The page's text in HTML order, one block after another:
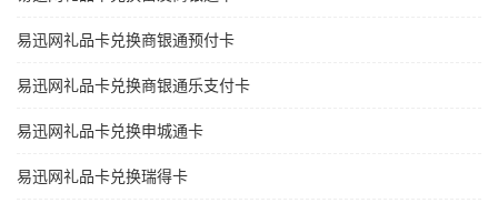
易迅网礼品卡兑换商银通预付卡
易迅网礼品卡兑换商银通乐支付卡
易迅网礼品卡兑换申城通卡
易迅网礼品卡兑换瑞得卡